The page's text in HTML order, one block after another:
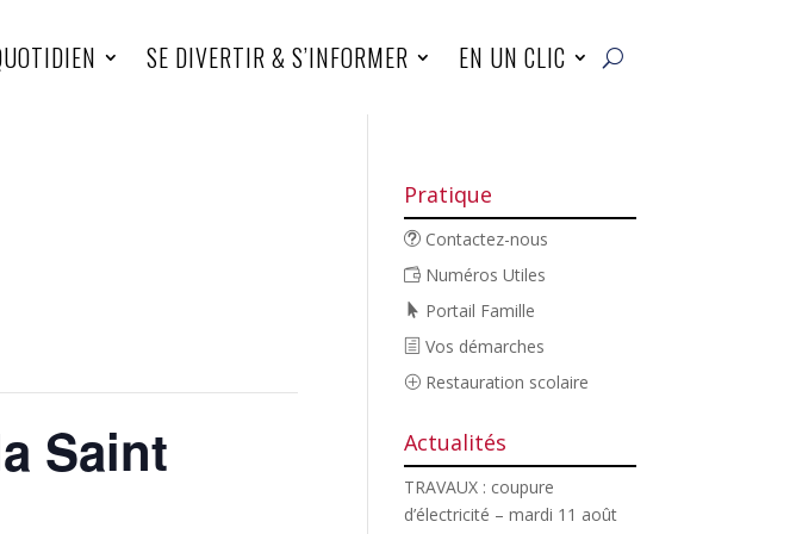
SE DIVERTIR & S’INFORMER EN UN CLIC
Saint
Pratique
Contactez-nous
Numéros Utiles
Portail Famille
Vos démarches
Restauration scolaire
Actualités
TRAVAUX : coupure
d’électricité – mardi 11 août